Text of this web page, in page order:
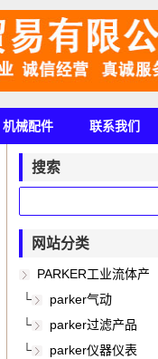
机械配件 联系我们
搜索
网站分类
PARKER工业流体产
品└
parker气动
└ parker过滤产品
└
parker仪器仪表